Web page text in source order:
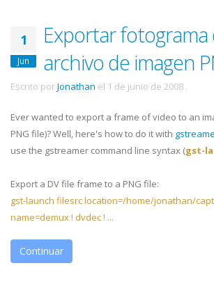
1
Jun
Exportar fotograma
archivo de imagen
Escrito porJonathan el 1 de junio de 2008 .
Ever wanted to export a frame of video to an
PNG file)? Well, here's how to do it with
use the gstreamer command line syntax (gst-
Export a DV file frame to a PNG file:
gst-launch filesrc location=/home/jonathan/
name=demux ! dvdec ! ...
Continuar